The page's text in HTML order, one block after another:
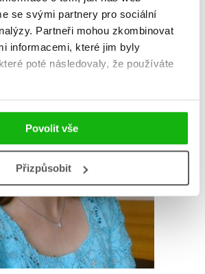
se svými partnery pro sociální
Partneři mohou zkombinovat
informacemi, které jim byly
poté následovaly, že používáte
Povolit vše
Přizpůsobit